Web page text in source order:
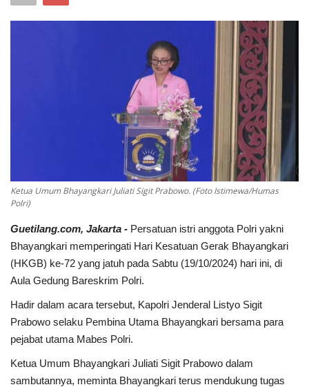
Ketertiban
UMKM & Ekonomi Kreatif
Pekerja Migran Indonesia
Ekonomi
Pendidikan
Informasi Journalism
Olahraga
Kesehatan
Ketua Umum Bhayangkari Juliati Sigit Prabowo. (Foto Istimewa/Humas
Polri)
Guetilang.com, Jakarta - Persatuan istri anggota Polri yakni
Bhayangkari memperingati Hari Kesatuan Gerak Bhayangkari
(HKGB) ke-72 yang jatuh pada Sabtu (19/10/2024) hari ini, di
Aula Gedung Bareskrim Polri.
Hadir dalam acara tersebut, Kapolri Jenderal Listyo Sigit
Prabowo selaku Pembina Utama Bhayangkari bersama para
pejabat utama Mabes Polri.
Ketua Umum Bhayangkari Juliati Sigit Prabowo dalam
sambutannya, meminta Bhayangkari terus mendukung tugas